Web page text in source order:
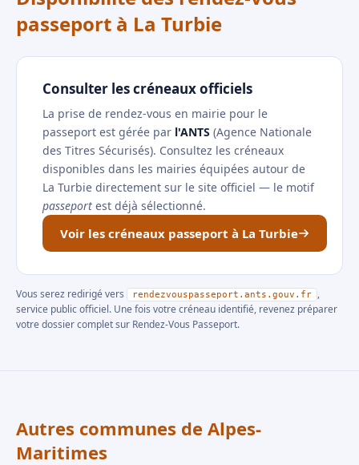
passeport à La Turbie
Consulter les créneaux officiels
La prise de rendez-vous en mairie pour le
passeport est gérée par l'ANTS (Agence Nationale
des Titres Sécurisés). Consultez les créneaux
disponibles dans les mairies équipées autour de
La Turbie directement sur le site officiel — le motif
passeport est déjà sélectionné.
Voir les créneaux passeport à La Turbie
Vous serez redirigé vers rendezvouspasseport.ants.gouv.fr
,
service public officiel. Une fois votre créneau identifié, revenez préparer
votre dossier complet sur Rendez-Vous Passeport.
Autres communes de Alpes-
Maritimes